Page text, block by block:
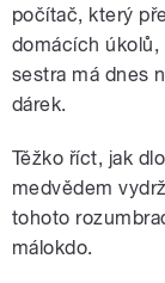
počítač, který
domácích
sestra má dnes
dárek.
Těžko říct, jak
medvědem
tohoto
málokdo.